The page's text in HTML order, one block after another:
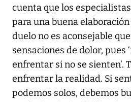
cuenta que los
para una buena
duelo no es aconsejable
sensaciones de dolor, pues
enfrentar si no se sienten’.
enfrentar la realidad. Si
podemos solos, debemos